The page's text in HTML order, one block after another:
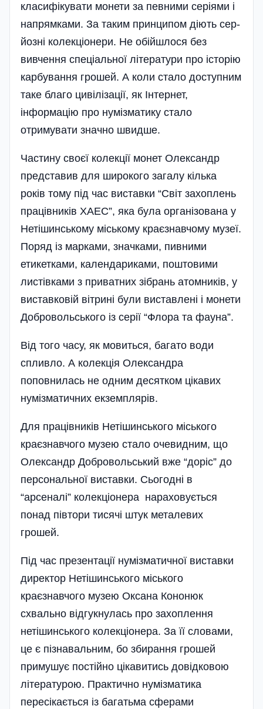
класифікувати монети за певними серіями і
напрямками. За таким принципом діють сер­
йо­зні колекціонери. Не обі­йшлося без
вивчення спеціальної літератури про історію
карбування грошей. А коли стало доступним
таке благо цивілізації, як Інтернет,
інформацію про нумізматику стало
отримувати значно швидше.
Частину своєї колекції монет Олександр
представив для широкого загалу кілька
років тому під час виставки “Світ захоплень
працівників ХАЕС”, яка була організована у
Нетішинському міському краєзнавчому музеї.
Поряд із марками, значками, пивними
етикетками, календариками, поштовими
листівками з приватних зібрань атомників, у
виставковій вітрині були виставлені і монети
Добровольського із серії “Флора та фауна”.
Від того часу, як мовиться, багато води
спливло. А колекція Олександра
поповнилась не одним десятком цікавих
нумізматичних екземплярів.
Для працівників Нетішинського міського
краєзнавчого музею стало очевидним, що
Олександр Добровольський вже “доріс” до
персональної виставки. Сьогодні в
“арсеналі” ко­лекціонера нараховується
понад пів­­тори тисячі штук металевих
грошей.
Під час презентації нумізматичної виставки
директор Нетішинського міського
краєзнавчого музею Оксана Кононюк
схвально відгукнулась про захоплення
нетішинського колекціонера. За її словами,
це є пізнавальним, бо збирання грошей
примушує постійно цікавитись довідковою
літературою. Практично нумізматика
пересікається із багатьма сферами